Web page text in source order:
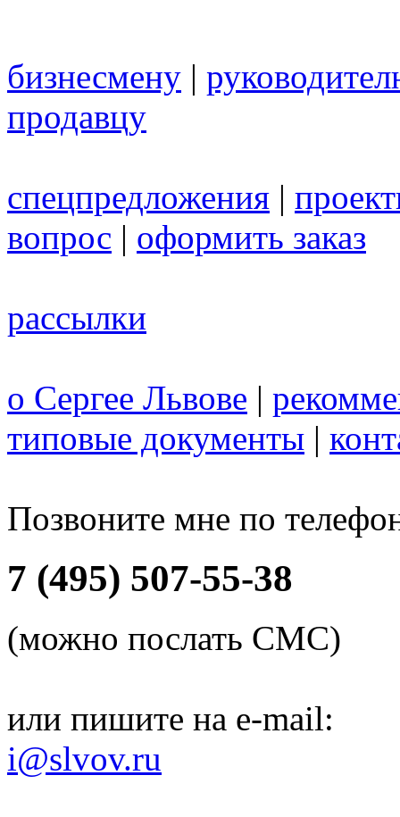
бизнесмену |
продавцу
спецпредложения |
вопрос | оформить заказ
рассылки
о Сергее Львове |
типовые документы |
Позвоните мне по
7 (495) 507-55-38
(можно послать СМС)
или пишите на e-mail:
i@slvov.ru